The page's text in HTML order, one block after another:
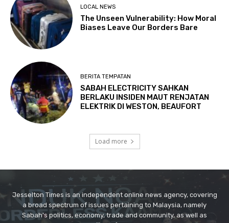
Jesselton Times is an independent online news agency, covering
a broad spectrum of issues pertaining to Malaysia, namely
Sabah's politics, economy, trade and community, as well as